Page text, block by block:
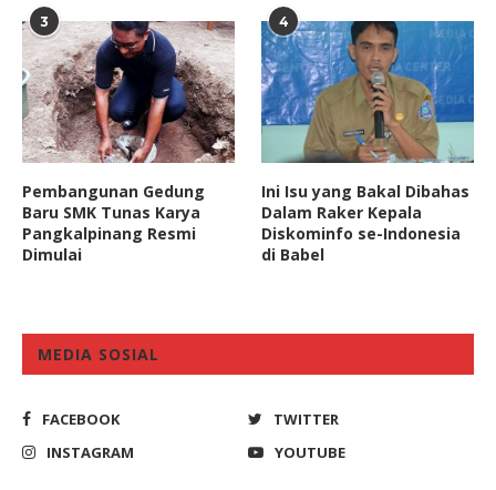
3
Pembangunan Gedung
Baru SMK Tunas Karya
Pangkalpinang Resmi
Dimulai
4
Ini Isu yang Bakal Dibahas
Dalam Raker Kepala
Diskominfo se-Indonesia
di Babel
MEDIA SOSIAL
FACEBOOK
TWITTER
INSTAGRAM
YOUTUBE